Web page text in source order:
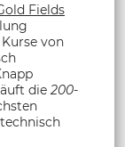
Fields
von
die 200-